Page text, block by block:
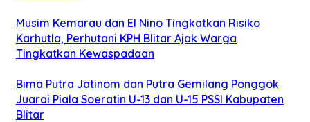
Musim Kemarau dan El Nino Tingkatkan Risiko
Karhutla, Perhutani KPH Blitar Ajak Warga
Tingkatkan Kewaspadaan
Bima Putra Jatinom dan Putra Gemilang Ponggok
Juarai Piala Soeratin U-13 dan U-15 PSSI Kabupaten
Blitar